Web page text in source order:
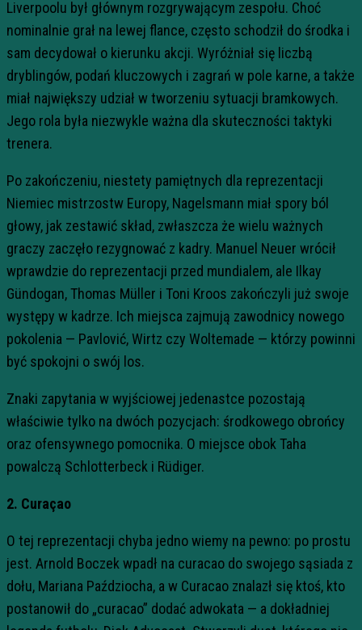
Liverpoolu był głównym rozgrywającym zespołu. Choć
nominalnie grał na lewej flance, często schodził do środka i
sam decydował o kierunku akcji. Wyróżniał się liczbą
dryblingów, podań kluczowych i zagrań w pole karne, a także
miał największy udział w tworzeniu sytuacji bramkowych.
Jego rola była niezwykle ważna dla skuteczności taktyki
trenera.
Po zakończeniu, niestety pamiętnych dla reprezentacji
Niemiec mistrzostw Europy, Nagelsmann miał spory ból
głowy, jak zestawić skład, zwłaszcza że wielu ważnych
graczy zaczęło rezygnować z kadry. Manuel Neuer wrócił
wprawdzie do reprezentacji przed mundialem, ale Ilkay
Gündogan, Thomas Müller i Toni Kroos zakończyli już swoje
występy w kadrze. Ich miejsca zajmują zawodnicy nowego
pokolenia — Pavlović, Wirtz czy Woltemade — którzy powinni
być spokojni o swój los.
Znaki zapytania w wyjściowej jedenastce pozostają
właściwie tylko na dwóch pozycjach: środkowego obrońcy
oraz ofensywnego pomocnika. O miejsce obok Taha
powalczą Schlotterbeck i Rüdiger.
2. Curaçao
O tej reprezentacji chyba jedno wiemy na pewno: po prostu
jest. Arnold Boczek wpadł na curacao do swojego sąsiada z
dołu, Mariana Paździocha, a w Curacao znalazł się ktoś, kto
postanowił do „curacao” dodać adwokata — a dokładniej